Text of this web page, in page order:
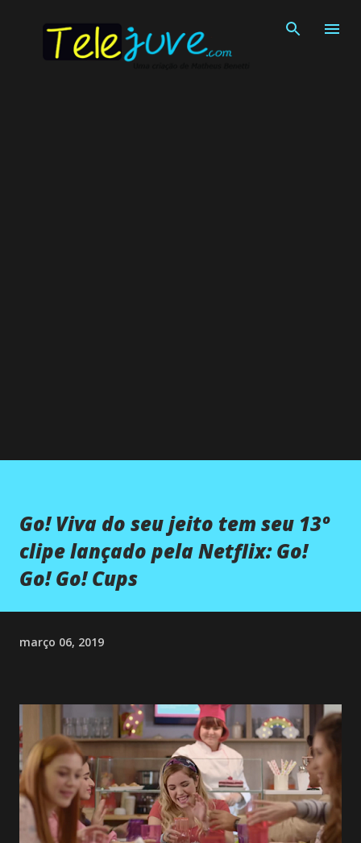
Go! Viva do seu jeito tem seu 13º
clipe lançado pela Netflix: Go!
Go! Go! Cups
março 06, 2019